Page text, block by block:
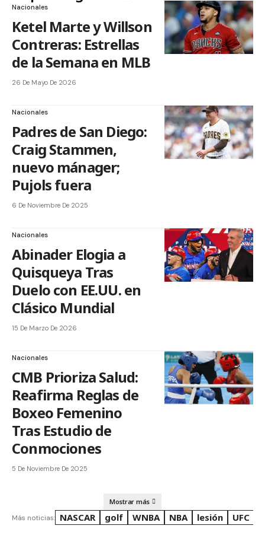
Nacionales
Ketel Marte y Willson
Contreras: Estrellas
de la Semana en MLB
26 De Mayo De 2026
Nacionales
Padres de San Diego:
Craig Stammen,
nuevo mánager;
Pujols fuera
6 De Noviembre De 2025
Nacionales
Abinader Elogia a
Quisqueya Tras
Duelo con EE.UU. en
Clásico Mundial
15 De Marzo De 2026
Nacionales
CMB Prioriza Salud:
Reafirma Reglas de
Boxeo Femenino
Tras Estudio de
Conmociones
5 De Noviembre De 2025
Mostrar más
Más noticias: NASCAR golf WNBA NBA lesión UFC